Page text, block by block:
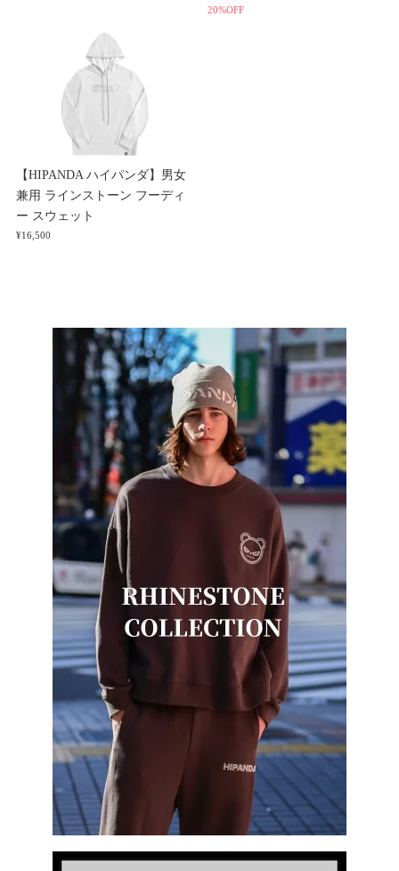
20%OFF
【HIPANDA ハイパンダ】男女
兼用 ラインストーン フーディ
ー スウェット
¥16,500